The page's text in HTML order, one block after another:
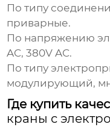
По типу
приварные.
По напряжению
AC, 380V AC.
По типу
модулирующий,
Где купить
краны с